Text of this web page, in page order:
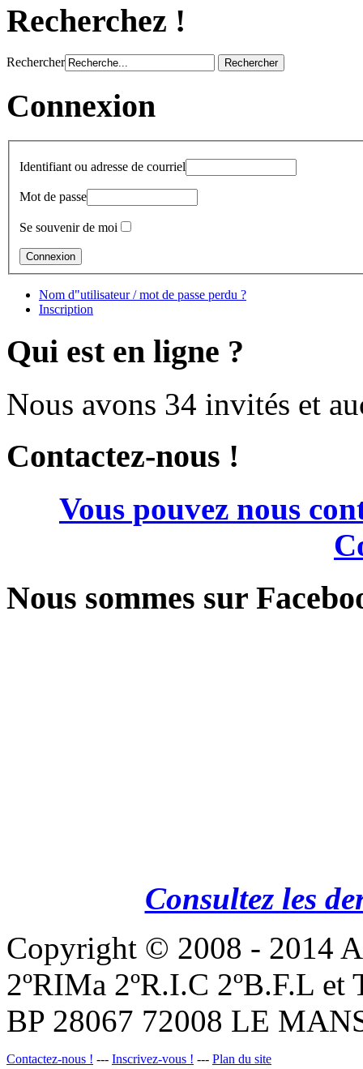
Recherchez !
Rechercher
Connexion
Identifiant ou adresse de courriel
Mot de passe
Se souvenir de moi
Nom d"utilisateur / mot de passe perdu ?
Inscription
Qui est en ligne ?
Nous avons 34 invités et
Contactez-nous !
Vous pouvez nous
Nous sommes sur
Consultez les
Copyright © 2008 - 2014
2ºRIMa 2ºR.I.C 2ºB.F.L
BP 28067 72008 LE
Contactez-nous ! --- Inscrivez-vous ! --- Plan du site